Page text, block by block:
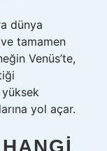
dünya
tamamen
Venüs’te,
yüksek
yol açar.